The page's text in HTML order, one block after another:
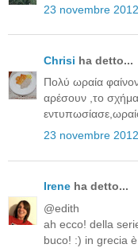
23 novembre
Chrisi ha detto...
Πολύ ωραία
αρέσουν ,το
23 novembre
Irene ha detto...
@edith
ah ecco! della
buco! :) in grecia